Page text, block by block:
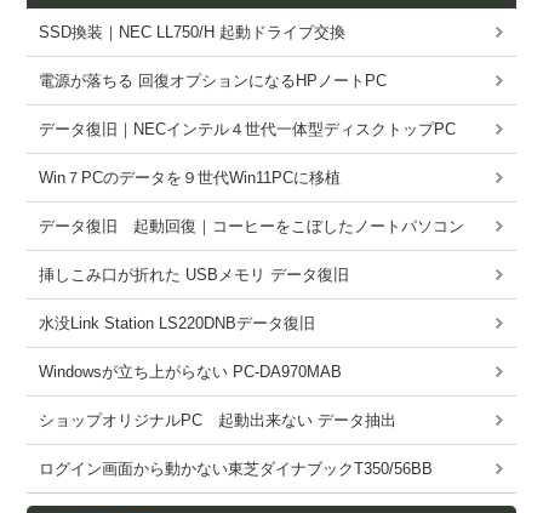
SSD換装｜NEC LL750/H 起動ドライブ交換
電源が落ちる 回復オプションになるHPノートPC
データ復旧｜NECインテル４世代一体型ディスクトップPC
Win７PCのデータを９世代Win11PCに移植
データ復旧 起動回復｜コーヒーをこぼしたノートパソコン
挿しこみ口が折れた USBメモリ データ復旧
水没Link Station LS220DNBデータ復旧
Windowsが立ち上がらない PC-DA970MAB
ショップオリジナルPC 起動出来ない データ抽出
ログイン画面から動かない東芝ダイナブックT350/56BB